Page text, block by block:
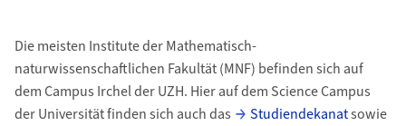
Die meisten Institute der Mathematisch-
naturwissenschaftlichen Fakultät (MNF) befinden sich auf
dem Campus Irchel der UZH. Hier auf dem Science Campus
der Universität finden sich auch das
Studiendekanatsowie